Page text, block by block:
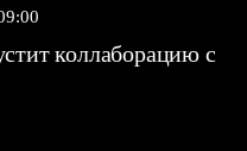
коллаборацию с